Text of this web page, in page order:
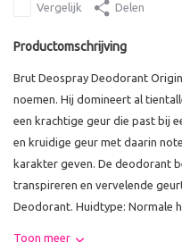
Vergelijk Delen
Productomschrijving
Brut Deospray Deodorant
noemen. Hij domineert al
een krachtige geur die past bij
en kruidige geur met daarin
karakter geven. De deodorant
transpireren en vervelende
Deodorant. Huidtype: Normale
Toon meer